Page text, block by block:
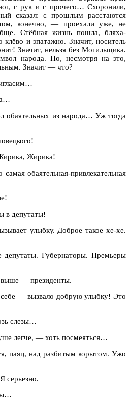
с рук и с прочего… Схоронили,
сказал: с прошлым расстаются
конечно, — проехали уже, не
Стёбная жизнь пошла, бляха-
и эпатажно. Значит, носитель
Значит, нельзя без Могильщика.
народа. Но, несмотря на это,
Значит — что?
из народа… Уж тогда
Жирика!
обаятельная-привлекательная
улыбку. Доброе такое хе-хе.
Губернаторы. Премьеры
президенты.
добрую улыбку! Это
— хоть посмеяться…
разбитым корытом. Ужо